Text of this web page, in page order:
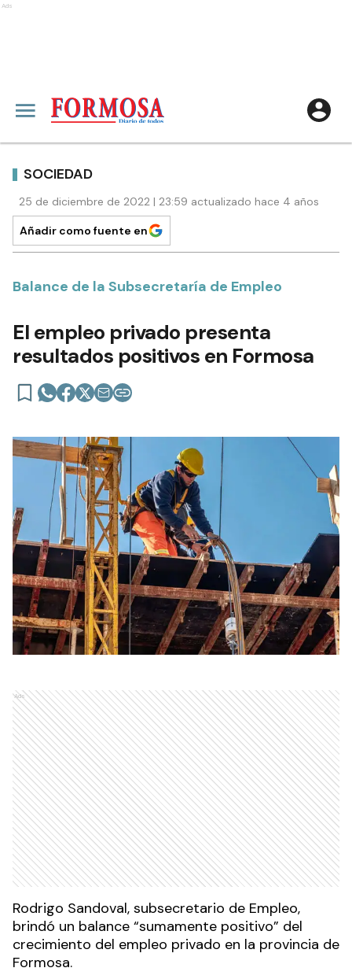
Ads
SOCIEDAD
25 de diciembre de 2022 | 23:59 actualizado hace 4 años
Añadir como fuente en
Balance de la Subsecretaría de Empleo
El empleo privado presenta
resultados positivos en Formosa
Ads
Rodrigo Sandoval, subsecretario de Empleo,
brindó un balance “sumamente positivo” del
crecimiento del empleo privado en la provincia de
Formosa.